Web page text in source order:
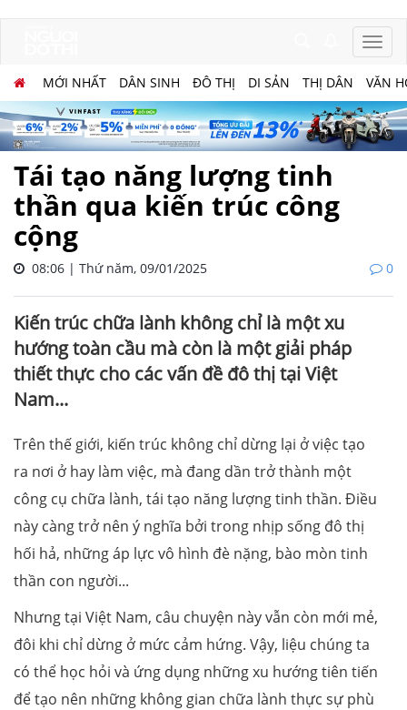
MỚI NHẤT DÂN SINH ĐÔ THỊ DI SẢN THỊ DÂN VĂN
Tái tạo năng lượng tinh
thần qua kiến trúc công
cộng
08:06 | Thứ năm, 09/01/2025 0
Kiến trúc chữa lành không chỉ là một xu
hướng toàn cầu mà còn là một giải pháp
thiết thực cho các vấn đề đô thị tại Việt
Nam...
Trên thế giới, kiến trúc không chỉ dừng lại ở việc tạo
ra nơi ở hay làm việc, mà đang dần trở thành một
công cụ chữa lành, tái tạo năng lượng tinh thần. Điều
này càng trở nên ý nghĩa bởi trong nhịp sống đô thị
hối hả, những áp lực vô hình đè nặng, bào mòn tinh
thần con người...
Nhưng tại Việt Nam, câu chuyện này vẫn còn mới mẻ,
đôi khi chỉ dừng ở mức cảm hứng. Vậy, liệu chúng ta
có thể học hỏi và ứng dụng những xu hướng tiên tiến
để tạo nên những không gian chữa lành thực sự phù